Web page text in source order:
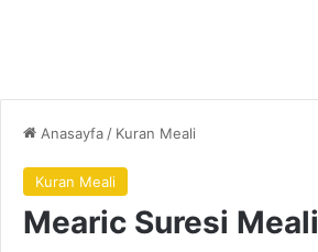
Anasayfa/ Kuran Meali
Kuran Meali
Mearic Suresi Meali